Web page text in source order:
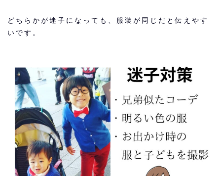
どちらかが迷子になっても、服装が同じだと伝えやす
いです。